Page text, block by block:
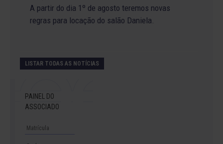
A partir do dia 1º de agosto teremos novas
regras para locação do salão Daniela.
LISTAR TODAS AS NOTÍCIAS
PAINEL DO
ASSOCIADO